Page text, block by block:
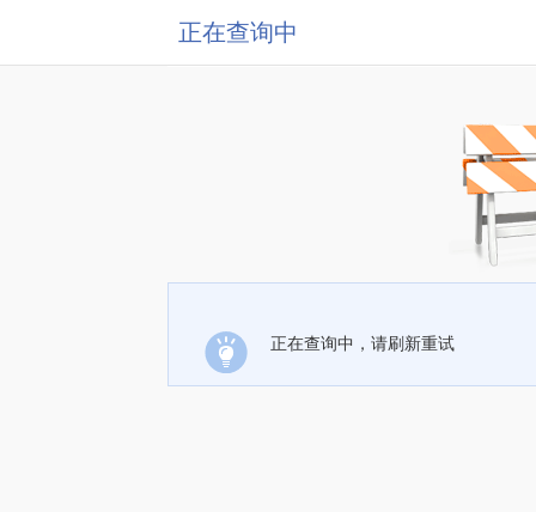
正在查询中
正在查询中，请刷新重试